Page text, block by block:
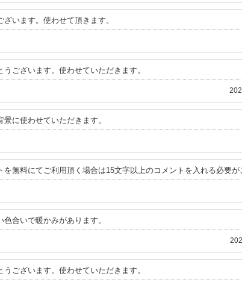
ざいます。使わせて頂きます。
うございます。使わせていただきます。
景に使わせていただきます。
を無料にてご利用頂く場合は15文字以上のコメントを入れる必要が
色合いで暖かみがあります。
うございます。使わせていただきます。